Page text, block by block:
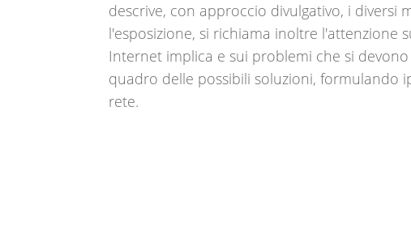
descrive, con approccio divulgativo, i diversi
l'esposizione, si richiama inoltre l'attenzione
Internet implica e sui problemi che si
quadro delle possibili soluzioni, formulando
rete.